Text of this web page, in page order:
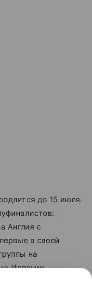
до 15 июля.
Англия с
в своей
на
Испании,